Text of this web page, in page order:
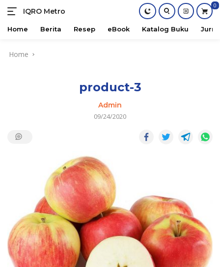
IQRO Metro
Lets
Bright
0
Home Berita Resep eBook Katalog Buku
Home
product-3
Admin
09/24/2020